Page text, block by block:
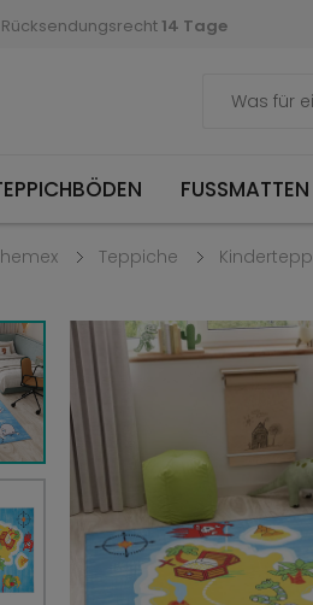
Rücksendungsrecht 14 Tage
FUSSMATTEN
Teppiche